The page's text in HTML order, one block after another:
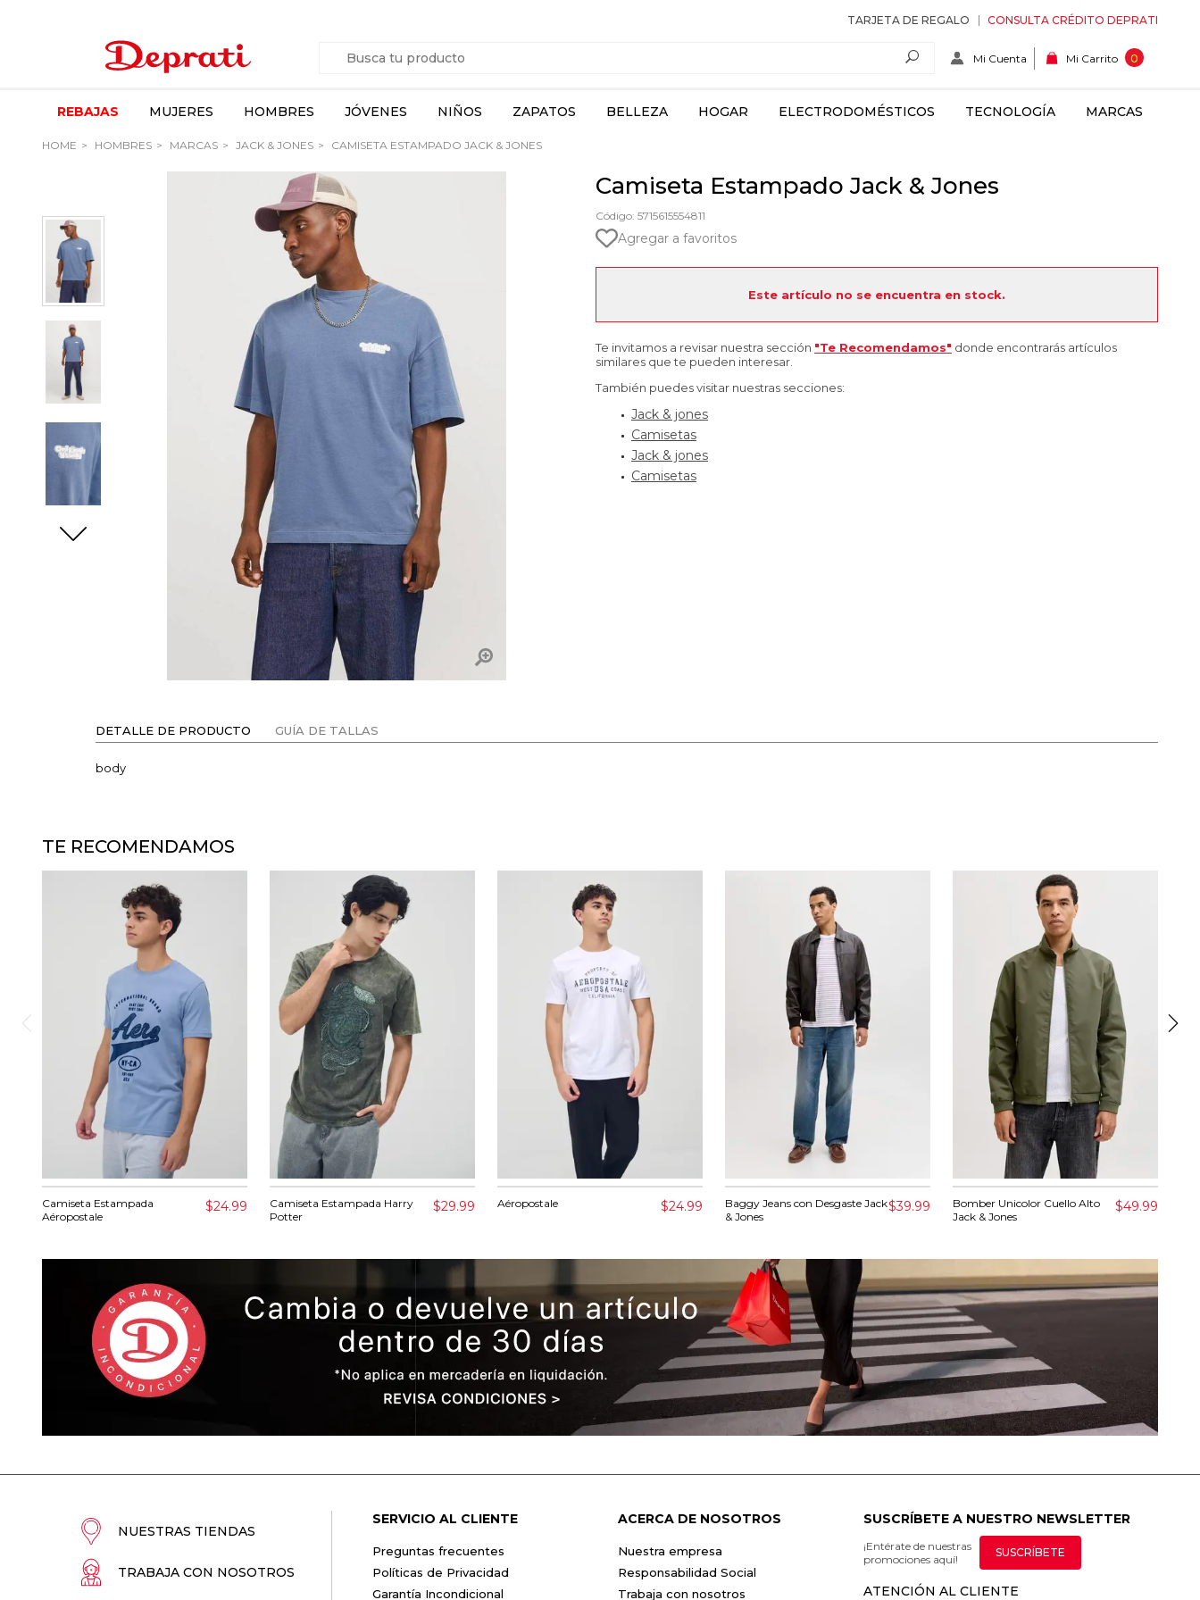
TARJETA DE REGALO CONSULTA CRÉDITO DEPRATI
Mi Cuenta Mi Carrito 0
REBAJAS MUJERES HOMBRES JÓVENES NIÑOS ZAPATOS BELLEZA HOGAR ELECTRODOMÉSTICOS TECNOLOGÍA MARCAS
HOME HOMBRES MARCAS JACK & JONES CAMISETA ESTAMPADO JACK & JONES
Camiseta Estampado Jack & Jones
Código: 5715615554811
Agregar a favoritos
Este artículo no se encuentra en stock.
Te invitamos a revisar nuestra sección "Te Recomendamos" donde encontrarás artículos
similares que te pueden interesar.
También puedes visitar nuestras secciones:
Jack & jones
Camisetas
Jack & jones
Camisetas
DETALLE DE PRODUCTO GUÍA DE TALLAS
body
TE RECOMENDAMOS
Camiseta Estampada
Aéropostale
$24.99
Camiseta Estampada Harry
Potter
$29.99 Aéropostale $24.99
Baggy Jeans con Desgaste Jack
& Jones
$39.99
Bomber Unicolor Cuello Alto
Jack & Jones
$49.99
NUESTRAS TIENDAS
TRABAJA CON NOSOTROS
SERVICIO AL CLIENTE
Preguntas frecuentes
Políticas de Privacidad
Garantía Incondicional
ACERCA DE NOSOTROS
Nuestra empresa
Responsabilidad Social
Trabaja con nosotros
SUSCRÍBETE A NUESTRO NEWSLETTER
¡Entérate de nuestras
promociones aquí!
SUSCRÍBETE
ATENCIÓN AL CLIENTE